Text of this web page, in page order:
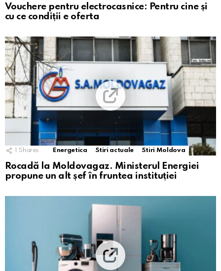
Vouchere pentru electrocasnice: Pentru cine și
cu ce condiții e oferta
1 Shares Energetica Stiri actuale Stiri Moldova
Rocadă la Moldovagaz. Ministerul Energiei
propune un alt șef în fruntea instituției